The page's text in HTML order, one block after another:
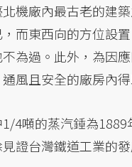
機廠內最古老的建
而東西向的方位設
為過。此外，為因
風且安全的廠房內
4噸的蒸汽錘為
證台灣鐵道工業的